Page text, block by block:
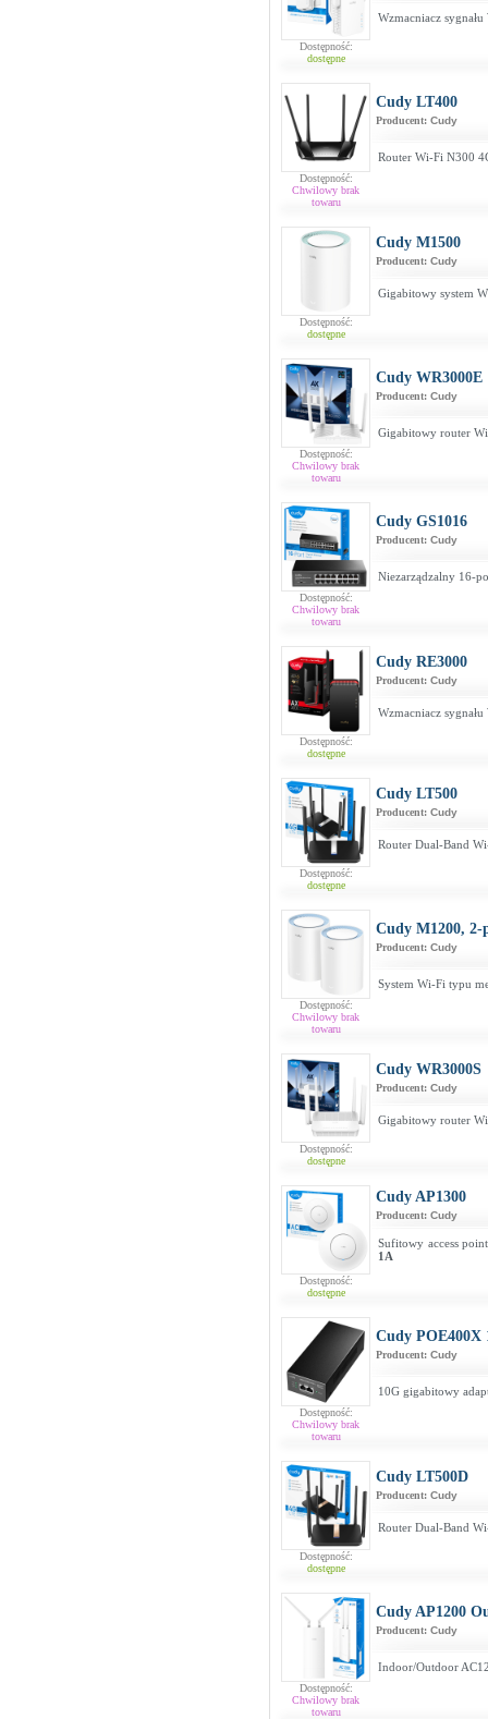
Dostępność:
dostępne
Wzmacniacz
Dostępność:
Chwilowy brak
towaru
Cudy LT400
Producent: Cudy
Router Wi-Fi N300
Dostępność:
dostępne
Cudy M1500
Producent: Cudy
Gigabitowy system
Dostępność:
Chwilowy brak
towaru
Cudy WR3000E
Producent: Cudy
Gigabitowy router
Dostępność:
Chwilowy brak
towaru
Cudy GS1016
Producent: Cudy
Niezarządzalny 16-
Dostępność:
dostępne
Cudy RE3000
Producent: Cudy
Wzmacniacz
Dostępność:
dostępne
Cudy LT500
Producent: Cudy
Router Dual-Band
Dostępność:
Chwilowy brak
towaru
Cudy M1200, 2-
Producent: Cudy
System Wi-Fi typu
Dostępność:
dostępne
Cudy WR3000S
Producent: Cudy
Gigabitowy router
Dostępność:
dostępne
Cudy AP1300
Producent: Cudy
Sufitowy access
1A
Dostępność:
Chwilowy brak
towaru
Cudy POE400X
Producent: Cudy
10G gigabitowy
Dostępność:
dostępne
Cudy LT500D
Producent: Cudy
Router Dual-Band
Dostępność:
Chwilowy brak
towaru
Cudy AP1200
Producent: Cudy
Indoor/Outdoor